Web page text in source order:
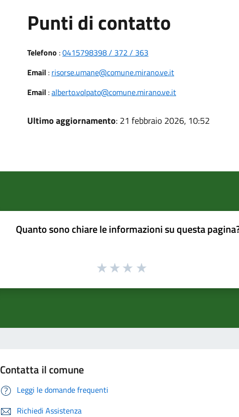
Punti di contatto
Telefono :0415798398 / 372 / 363
Email: risorse.umane@comune.mirano.ve.it
Email:alberto.volpato@comune.mirano.ve.it
Ultimo aggiornamento: 21 febbraio 2026, 10:52
Quanto sono chiare le informazioni su questa
Contatta il comune
Leggi le domande frequenti
Richiedi Assistenza